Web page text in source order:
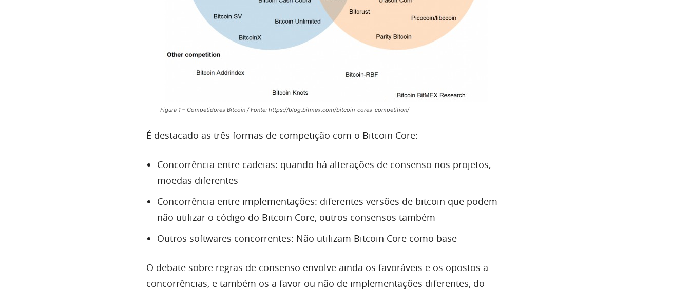
Figura 1 – Competidores Bitcoin / Fonte: https://blog.bitmex.com/bitcoin-cores-competition/
É destacado as três formas de competição com o Bitcoin Core:
Concorrência entre cadeias: quando há alterações de consenso nos projetos,
moedas diferentes
Concorrência entre implementações: diferentes versões de bitcoin que podem
não utilizar o código do Bitcoin Core, outros consensos também
Outros softwares concorrentes: Não utilizam Bitcoin Core como base
O debate sobre regras de consenso envolve ainda os favoráveis e os opostos a
concorrências, e também os a favor ou não de implementações diferentes, do